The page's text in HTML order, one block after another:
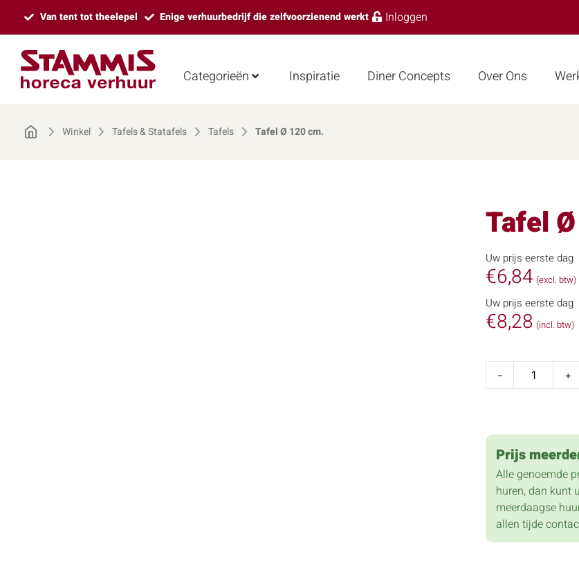
Van tent tot theelepel Enige verhuurbedrijf die zelfvoorzienend werkt Inloggen
Categorieën Inspiratie Diner Concepts Over Ons
Winkel Tafels & Statafels Tafels Tafel Ø 120 cm.
Tafel
Uw prijs eerste dag
€6,84 (excl. btw)
Uw prijs eerste dag
€8,28 (incl. btw)
- +
Prijs
Alle genoemde
huren, dan kunt
meerdaagse
allen tijde